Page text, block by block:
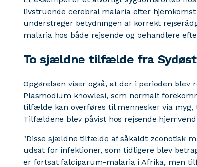
livstruende cerebral malaria efter
understreger betydningen af korrekt
malaria hos både rejsende og behandlere
To sjældne tilfælde fra
Opgørelsen viser også, at der i perioden
Plasmodium knowlesi, som normalt
tilfælde kan overføres til mennesker via
Tilfældene blev påvist hos rejsende
"Disse sjældne tilfælde af såkaldt zoonotisk
udsat for infektioner, som tidligere blev
er fortsat falciparum-malaria i Afrika, men